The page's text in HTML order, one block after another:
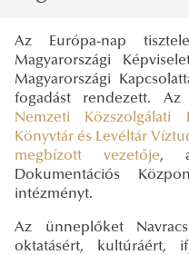
Az Európa-nap
Magyarországi
Magyarországi
fogadást rendezett. Az
Nemzeti Közszolgálati
Könyvtár és Levéltár
megbízott vezetője,
Dokumentációs
intézményt.
Az ünneplőket
oktatásért, kultúráért,